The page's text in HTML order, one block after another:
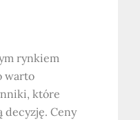
rynkiem
warto
które
decyzję. Ceny